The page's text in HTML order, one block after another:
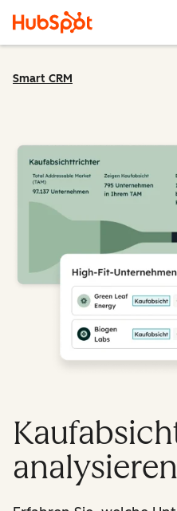
Smart CRM
analysieren